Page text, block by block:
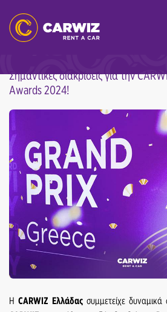
CARWIZ ΕΛΛΆΔΑΣ: Ο
FRANCHISEE ΣΤΟ ΔΊΚΤΥΟ
Σημαντικές διακρίσεις για την
Awards 2024!
Η CARWIZ Ελλάδας συμμετείχε δυναμικά